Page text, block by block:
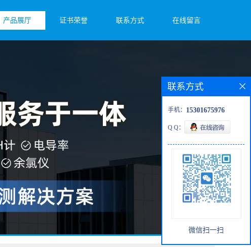
产品展厅 证书荣誉 联系方式 在线留言
联系方式
手机： 15301675976
Q Q：
微信扫一扫